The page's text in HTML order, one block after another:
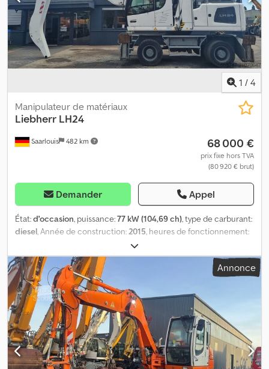
1 / 4
Saarlouis 482 km
Manipulateur de matériaux
Liebherr LH24
68 000 €
prix fixe hors TVA
(80 920 € brut)
Demander Appel
État:d'occasion, puissance:77 kW (104,69 ch), type de carburant:
diesel , Année de construction: 2015 , heures de fonctionnement:
, Domaine d'application: Construction Dedpoydah Uofx
Apyskr PBV: 24.600 kg
Annonce